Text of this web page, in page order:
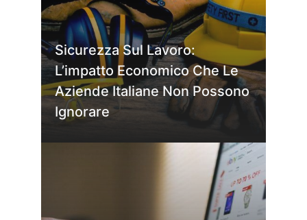
Sicurezza Sul Lavoro:
L’impatto Economico Che Le
Aziende Italiane Non Possono
Ignorare